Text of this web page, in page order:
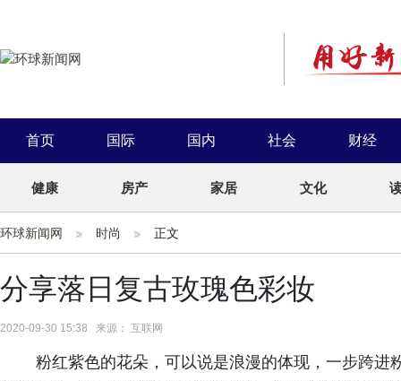
首页 国际 国内 社会 财经
健康 房产 家居 文化
环球新闻网 时尚 正文
分享落日复古玫瑰色彩妆
2020-09-30 15:38 来源： 互联网
粉红紫色的花朵，可以说是浪漫的体现，一步跨进